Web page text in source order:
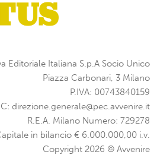
Editoriale Italiana S.p.A Socio Unico
Piazza Carbonari, 3 Milano
P.IVA: 00743840159
direzione.generale@pec.avvenire.it
R.E.A. Milano Numero: 729278
in bilancio € 6.000.000,00 i.v.
Copyright 2026 © Avvenire